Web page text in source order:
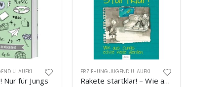
ERZIEHUNG JUGEND U. AUFKLÄRUNG
Nur für Jungs
ERZIEHUNG JUGEND U. AUFKLÄRUNG
Rakete startklar! – Wie aus Jungs echte Kerle werden